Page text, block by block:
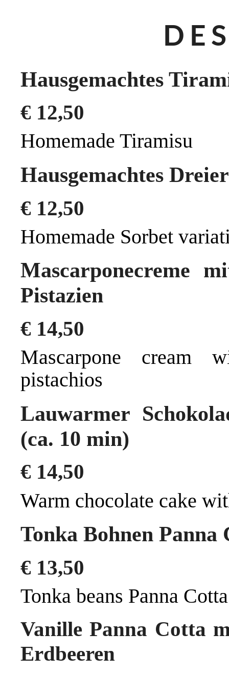
Hausgemachtes
€ 12,50
Homemade Tiramisu
Hausgemachtes
€ 12,50
Homemade Sorbet
Mascarponecreme
Pistazien
€ 14,50
Mascarpone cream
pistachios
Lauwarmer
(ca. 10 min)
€ 14,50
Warm chocolate cake
Tonka Bohnen
€ 13,50
Tonka beans Panna
Vanille Panna Cotta
Erdbeeren